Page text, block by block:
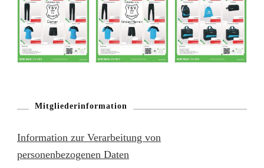
Mitgliederinformation
Information zur Verarbeitung von
personenbezogenen Daten